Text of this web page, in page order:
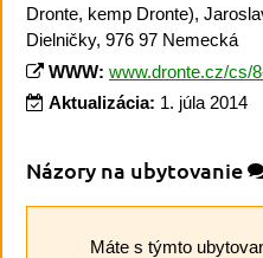
Dronte, kemp Dronte),
Dielničky, 976 97 Nemecká
WWW: www.dronte.cz/cs/
Aktualizácia: 1. júla 2014
Názory na ubytovanie
Máte s týmto